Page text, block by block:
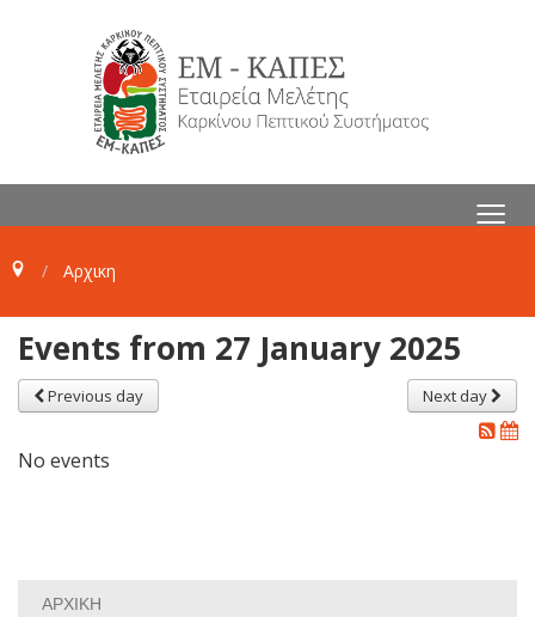
≡
Αρχικη
Events from 27 January 2025
Previous day Next day
No events
ΑΡΧΙΚΗ